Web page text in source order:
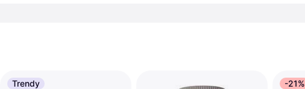
Trendy -21%